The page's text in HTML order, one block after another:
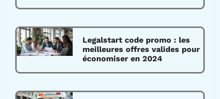
Legalstart code promo : les
meilleures offres valides pour
économiser en 2024